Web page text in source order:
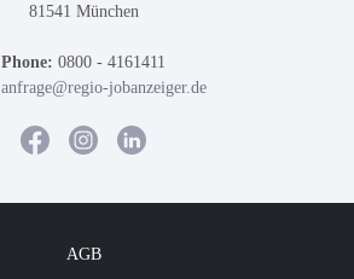
81541 München
Phone: 0800 - 4161411
anfrage@regio-jobanzeiger.de
AGB